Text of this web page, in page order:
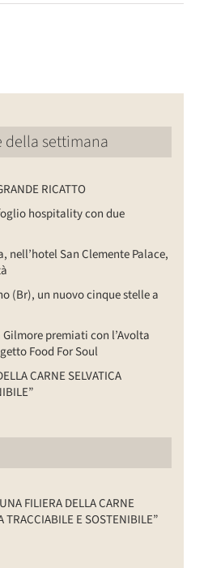
della settimana
RICATTO
hospitality con due
nell’hotel San Clemente Palace,
(Br), un nuovo cinque stelle a
premiati con l’Avolta
Food For Soul
CARNE SELVATICA
FILIERA DELLA CARNE
TRACCIABILE E SOSTENIBILE”